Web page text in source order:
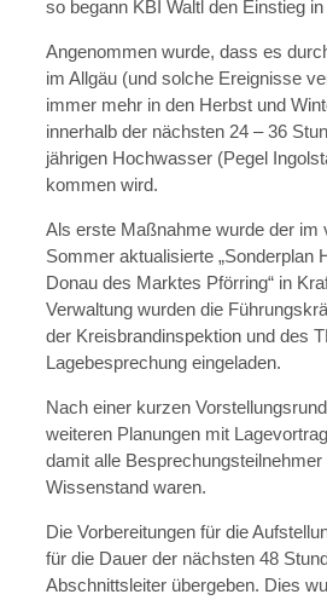
so begann KBI Waltl den Einstieg
Angenommen wurde, dass es
im Allgäu (und solche Ereignisse
immer mehr in den Herbst und
innerhalb der nächsten 24 – 36
jährigen Hochwasser (Pegel
kommen wird.
Als erste Maßnahme wurde der im
Sommer aktualisierte „Sonderplan
Donau des Marktes Pförring“ in
Verwaltung wurden die
der Kreisbrandinspektion und des
Lagebesprechung eingeladen.
Nach einer kurzen
weiteren Planungen mit
damit alle
Wissenstand waren.
Die Vorbereitungen für die
für die Dauer der nächsten 48
Abschnittsleiter übergeben. Dies